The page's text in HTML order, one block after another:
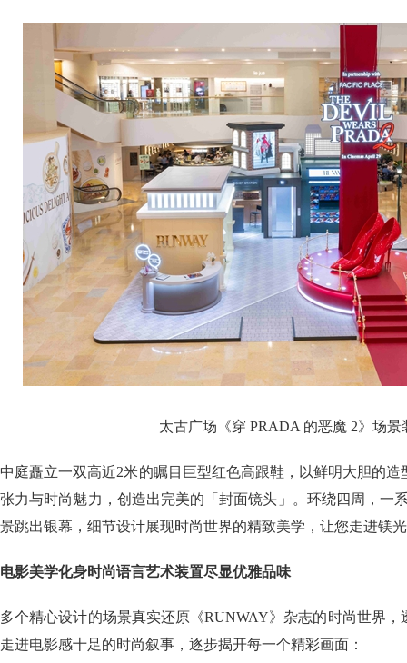
太古广场《穿 PRADA 的恶魔 2》场景
中庭矗立一双高近2米的瞩目巨型红色高跟鞋，以鲜明大胆的
张力与时尚魅力，创造出完美的「封面镜头」。环绕四周，一
景跳出银幕，细节设计展现时尚世界的精致美学，让您走进镁
电影美学化身时尚语言艺术装置尽显优雅品味
多个精心设计的场景真实还原《RUNWAY》杂志的时尚世界
走进电影感十足的时尚叙事，逐步揭开每一个精彩画面：